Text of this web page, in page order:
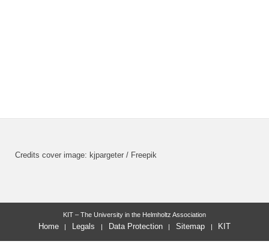
Credits cover image: kjpargeter / Freepik
KIT – The University in the Helmholtz Association
Home Legals Data Protection Sitemap KIT